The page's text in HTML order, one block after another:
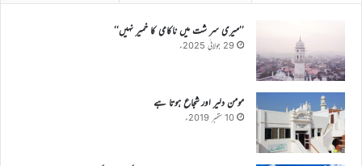
’’میری سر شت میں ناکامی کا خمیر نہیں‘‘
29 جولائی 2025ء
مومن دلیر اور شجاع ہوتا ہے
10 ستمبر 2019ء